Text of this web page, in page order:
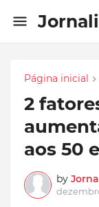
Página inicial
2
aos 50
by